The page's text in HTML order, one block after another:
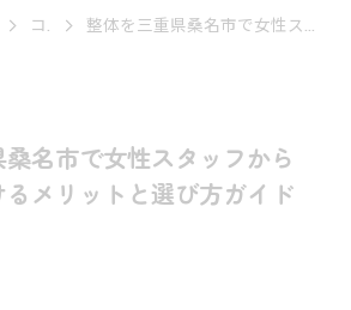
コラム 整体を三重県桑名市で女性スタッフから安心して受けるメリットと選び方ガイド
名市で女性スタッフから
メリットと選び方ガイド